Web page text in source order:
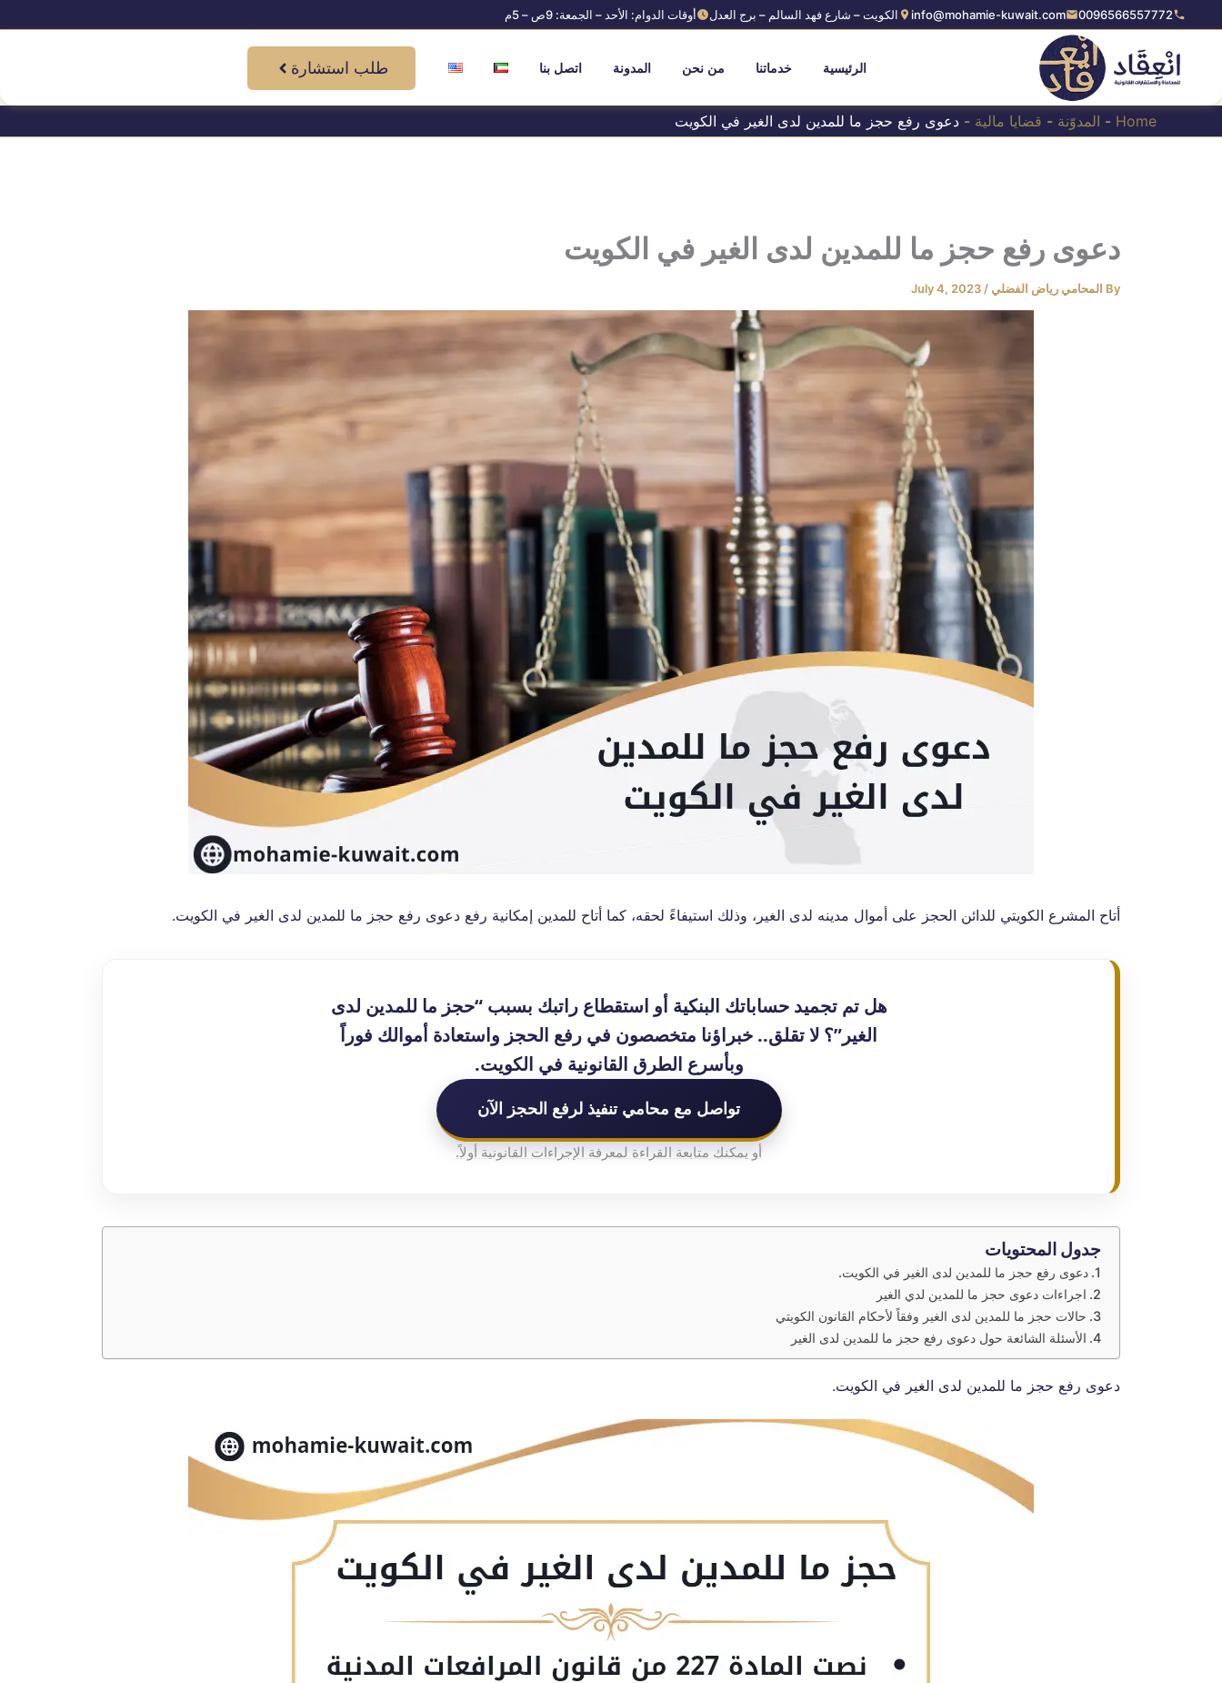
to
content
0096566557772
info@mohamie-kuwait.com الكويت – شارع فهد السالم – برج العدل أوقات الدوام: الأحد – الجمعة: 9ص – 5م
الرئيسية خدماتنا من نحن المدونة اتصل بنا طلب استشارة
Home
- المدوّنة - قضايا مالية - دعوى رفع حجز ما للمدين لدى الغير في الكويت
دعوى رفع حجز ما للمدين لدى الغير في الكويت
By المحامي رياض الفضلي /
July 4, 2023
أتاح المشرع الكويتي للدائن الحجز على أموال مدينه لدى الغير، وذلك استيفاءً لحقه، كما أتاح للمدين إمكانية رفع دعوى رفع حجز ما للمدين لدى الغير في الكويت.
هل تم تجميد حساباتك البنكية أو استقطاع راتبك بسبب “حجز ما للمدين لدى
الغير”؟ لا تقلق.. خبراؤنا متخصصون في رفع الحجز واستعادة أموالك فوراً
وبأسرع الطرق القانونية في الكويت.
تواصل مع محامي تنفيذ لرفع الحجز الآن
أو يمكنك متابعة القراءة لمعرفة الإجراءات القانونية أولاً.
جدول المحتويات
دعوى رفع حجز ما للمدين لدى الغير في الكويت.
اجراءات دعوى حجز ما للمدين لدي الغير
حالات حجز ما للمدين لدى الغير وفقاً لأحكام القانون الكويتي
الأسئلة الشائعة حول دعوى رفع حجز ما للمدين لدى الغير
دعوى رفع حجز ما للمدين لدى الغير في الكويت.